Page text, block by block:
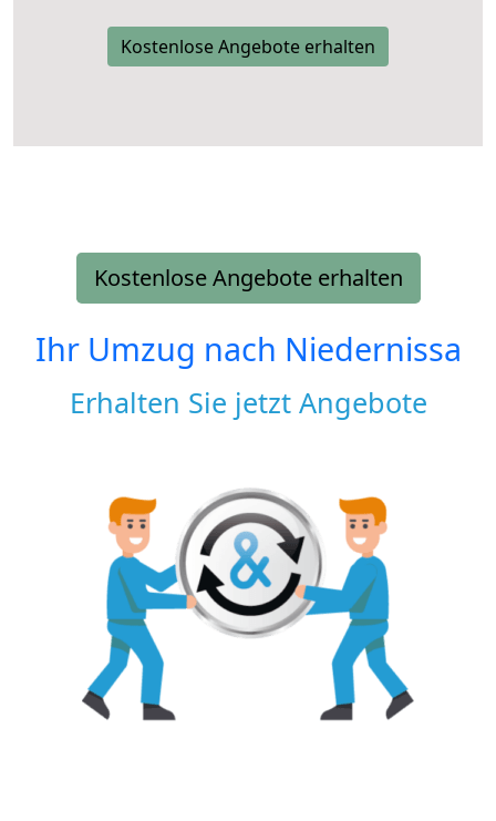
Kostenlose Angebote erhalten
Kostenlose Angebote erhalten
Ihr Umzug nach Niedernissa
Erhalten Sie jetzt Angebote